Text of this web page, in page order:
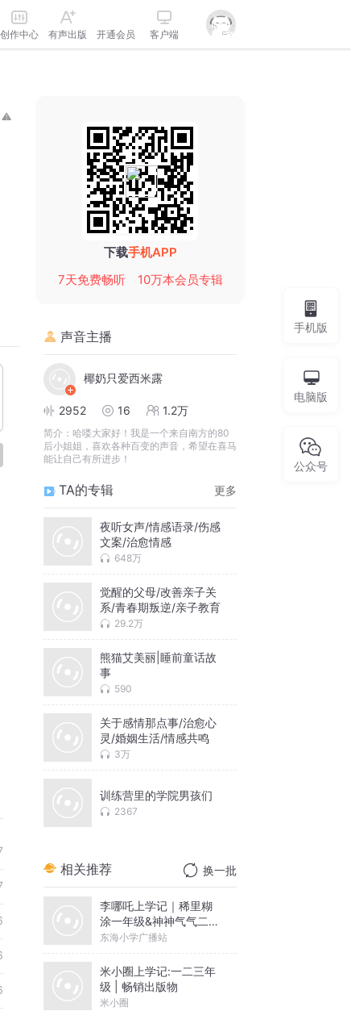
创作中心 有声出版 开通会员 客户端
下载手机APP
7天免费畅听
10万本会员专辑
声音主播
椰奶只爱西米露
2952 16 1.2万
简介： 哈喽大家好！我是一个来自南方的80
后小姐姐，喜欢各种百变的声音，希望在喜马
能让自己有所进步！
TA的专辑 更多
夜听女声/情感语录/伤感
文案/治愈情感
648万
觉醒的父母/改善亲子关
系/青春期叛逆/亲子教育
29.2万
熊猫艾美丽|睡前童话故
事
590
关于感情那点事/治愈心
灵/婚姻生活/情感共鸣
3万
训练营里的学院男孩们
2367
相关推荐 换一批
李哪吒上学记｜稀里糊
涂一年级&神神气气二年
级
东海小学广播站
米小圈上学记:一二三年
级 | 畅销出版物
米小圈
手机版
电脑版
公众号